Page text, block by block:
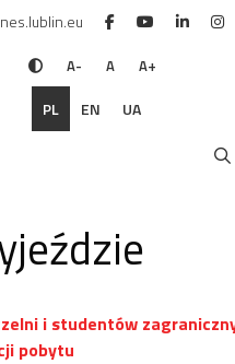
A- A A+
PL EN UA
i studentów
pobytu